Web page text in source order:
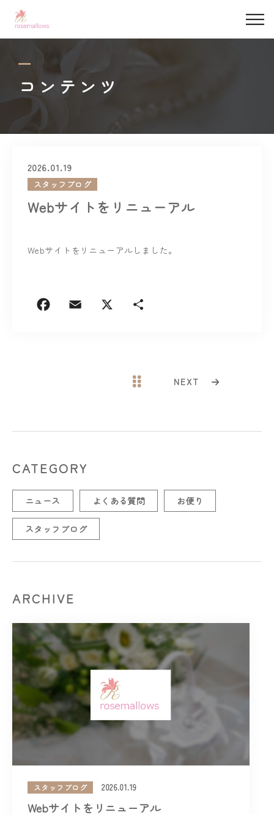
コンテンツ
2026.01.19
スタッフブログ
Webサイトをリニューアル
Webサイトをリニューアルしました。
NEXT
CATEGORY
ニュース よくある質問 お便り
スタッフブログ
ARCHIVE
スタッフブログ 2026.01.19
Webサイトをリニューアル
私たちについて
マシュマロベビー
よくある質問
コンテンツ
お問い合わせはこちら